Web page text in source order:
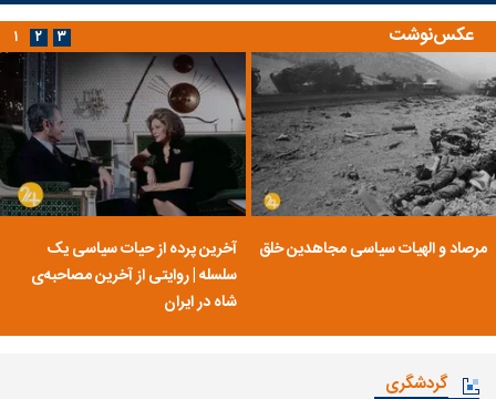
عکس‌نوشت
مرصاد و الهیات سیاسی مجاهدین خلق
آخرین پرده از حیات سیاسی یک
سلسله | روایتی از آخرین مصاحبه‌ی
شاه در ایران
۱ ۲ ۳
گردشگری